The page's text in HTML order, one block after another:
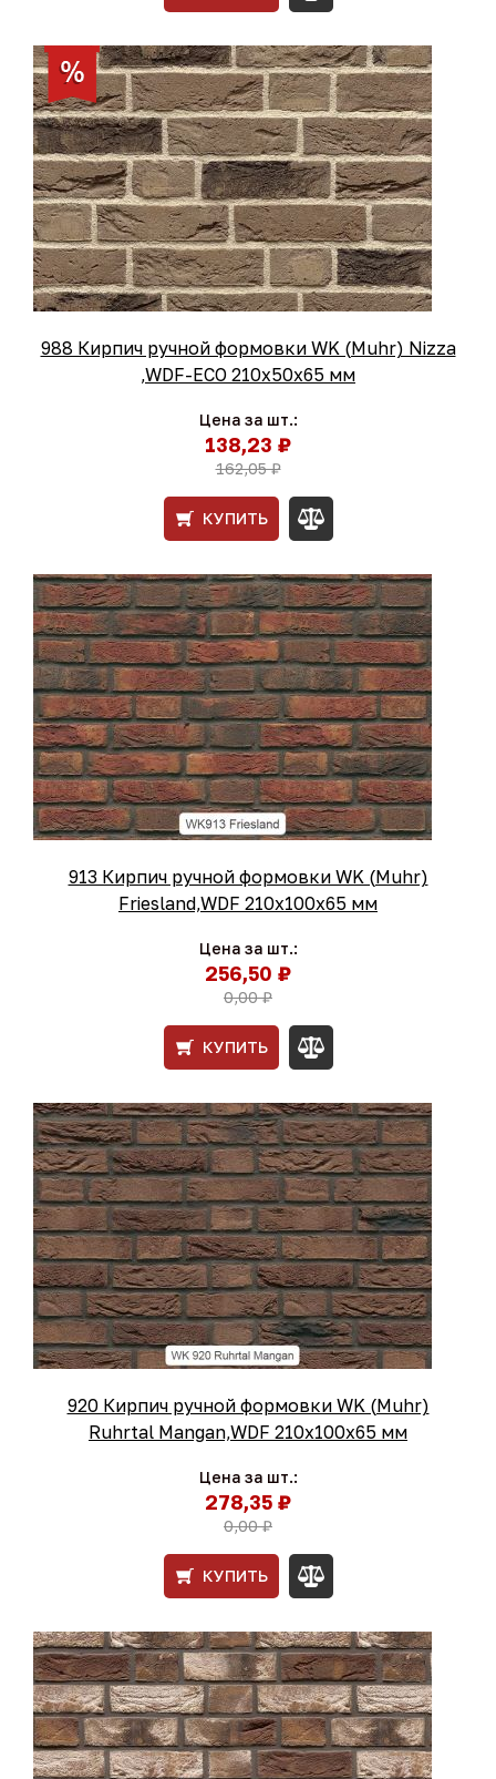
988 Кирпич ручной формовки WK (Muhr) Nizza
,WDF-ECO 210х50х65 мм
Цена за шт.:
138,23 ₽
162,05 ₽
КУПИТЬ
913 Кирпич ручной формовки WK (Muhr)
Friesland,WDF 210х100х65 мм
Цена за шт.:
256,50 ₽
0,00 ₽
КУПИТЬ
920 Кирпич ручной формовки WK (Muhr)
Ruhrtal Mangan,WDF 210х100х65 мм
Цена за шт.:
278,35 ₽
0,00 ₽
КУПИТЬ